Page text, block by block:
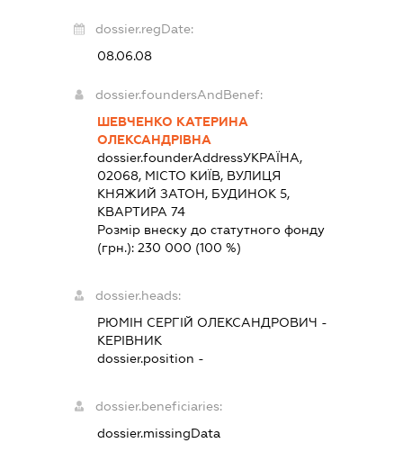
dossier.regDate:
08.06.08
dossier.foundersAndBenef:
ШЕВЧЕНКО КАТЕРИНА
ОЛЕКСАНДРІВНА
dossier.founderAddressУКРАЇНА,
02068, МІСТО КИЇВ, ВУЛИЦЯ
КНЯЖИЙ ЗАТОН, БУДИНОК 5,
КВАРТИРА 74
Розмір внеску до статутного фонду
(грн.):230 000 (100 %)
dossier.heads:
РЮМІН СЕРГІЙ ОЛЕКСАНДРОВИЧ -
КЕРІВНИК
dossier.position -
dossier.beneficiaries:
dossier.missingData